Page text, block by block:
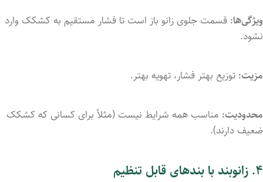
ویژگی‌ها: قسمت جلوی زانو باز است تا فشار مستقیم به کشکک وارد
نشود.
مزیت: توزیع بهتر فشار، تهویه بهتر.
محدودیت: مناسب همه شرایط نیست (مثلاًبرای کسانی که کشکک
ضعیف دارند).
۴. زانوبند بابندهای قابل تنظیم